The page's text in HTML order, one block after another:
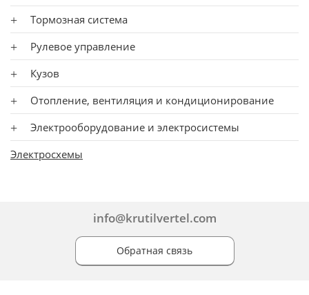
Тормозная система
Рулевое управление
Кузов
Отопление, вентиляция и кондиционирование
Электрооборудование и электросистемы
Электросхемы
info@krutilvertel.com
Обратная связь